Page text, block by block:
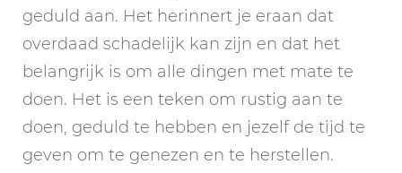
geduld aan. Het herinnert je eraan dat
overdaad schadelijk kan zijn en dat het
belangrijk is om alle dingen met mate te
doen. Het is een teken om rustig aan te
doen, geduld te hebben en jezelf de tijd te
geven om te genezen en te herstellen.